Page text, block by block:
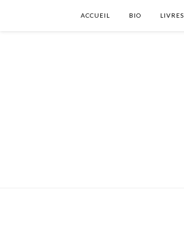
ACCUEIL BIO LIVRES